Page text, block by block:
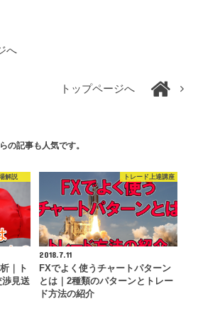
へ
トップページへ
の記事も人気です。
解説
｜ト
見送
トレード上達講座
2018.7.11
FXでよく使うチャートパターン
とは｜2種類のパターンとトレー
ド方法の紹介